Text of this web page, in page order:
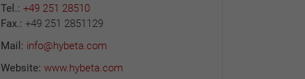
Tel.: +49 251 28510
Fax.: +49 251 2851129
Mail: info@hybeta.com
Website: www.hybeta.com